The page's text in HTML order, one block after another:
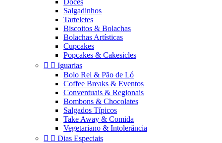
Doces
Salgadinhos
Tarteletes
Biscoitos & Bolachas
Bolachas Artísticas
Cupcakes
Popcakes & Cakesicles
  Iguarias
Bolo Rei & Pão de Ló
Coffee Breaks & Eventos
Conventuais & Regionais
Bombons & Chocolates
Salgados Típicos
Take Away & Comida
Vegetariano & Intolerância
  Dias Especiais